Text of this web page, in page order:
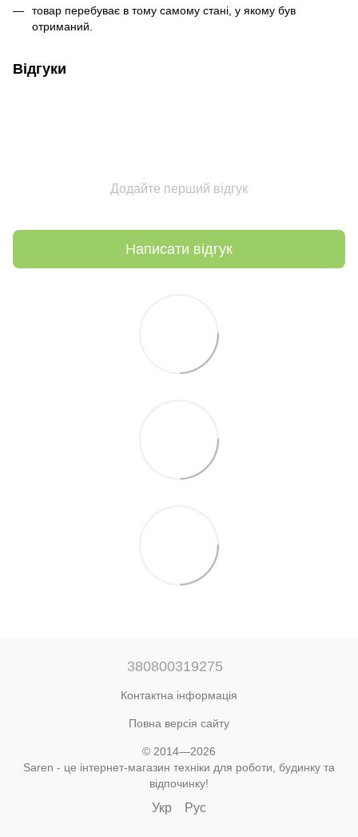
товар перебуває в тому самому стані, у якому був
отриманий.
Відгуки
Додайте перший відгук
Написати відгук
380800319275
Контактна інформація
Повна версія сайту
© 2014—2026
Saren - це інтернет-магазин техніки для роботи, будинку та
відпочинку!
Укр Рус